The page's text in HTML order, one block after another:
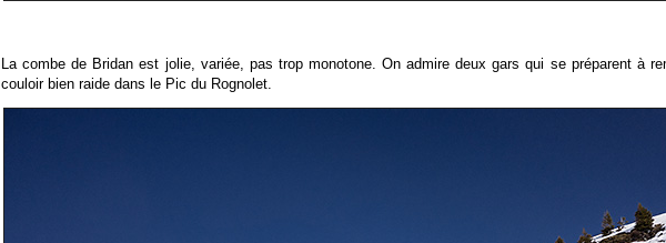
La combe de Bridan est jolie, variée, pas trop monotone. On admire deux gars qui se préparent à
couloir bien raide dans le Pic du Rognolet.